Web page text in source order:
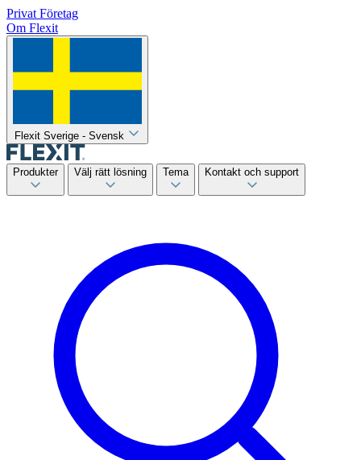
Privat Företag
Om Flexit
Flexit Sverige - Svensk
Produkter Välj rätt lösning Tema Kontakt och support